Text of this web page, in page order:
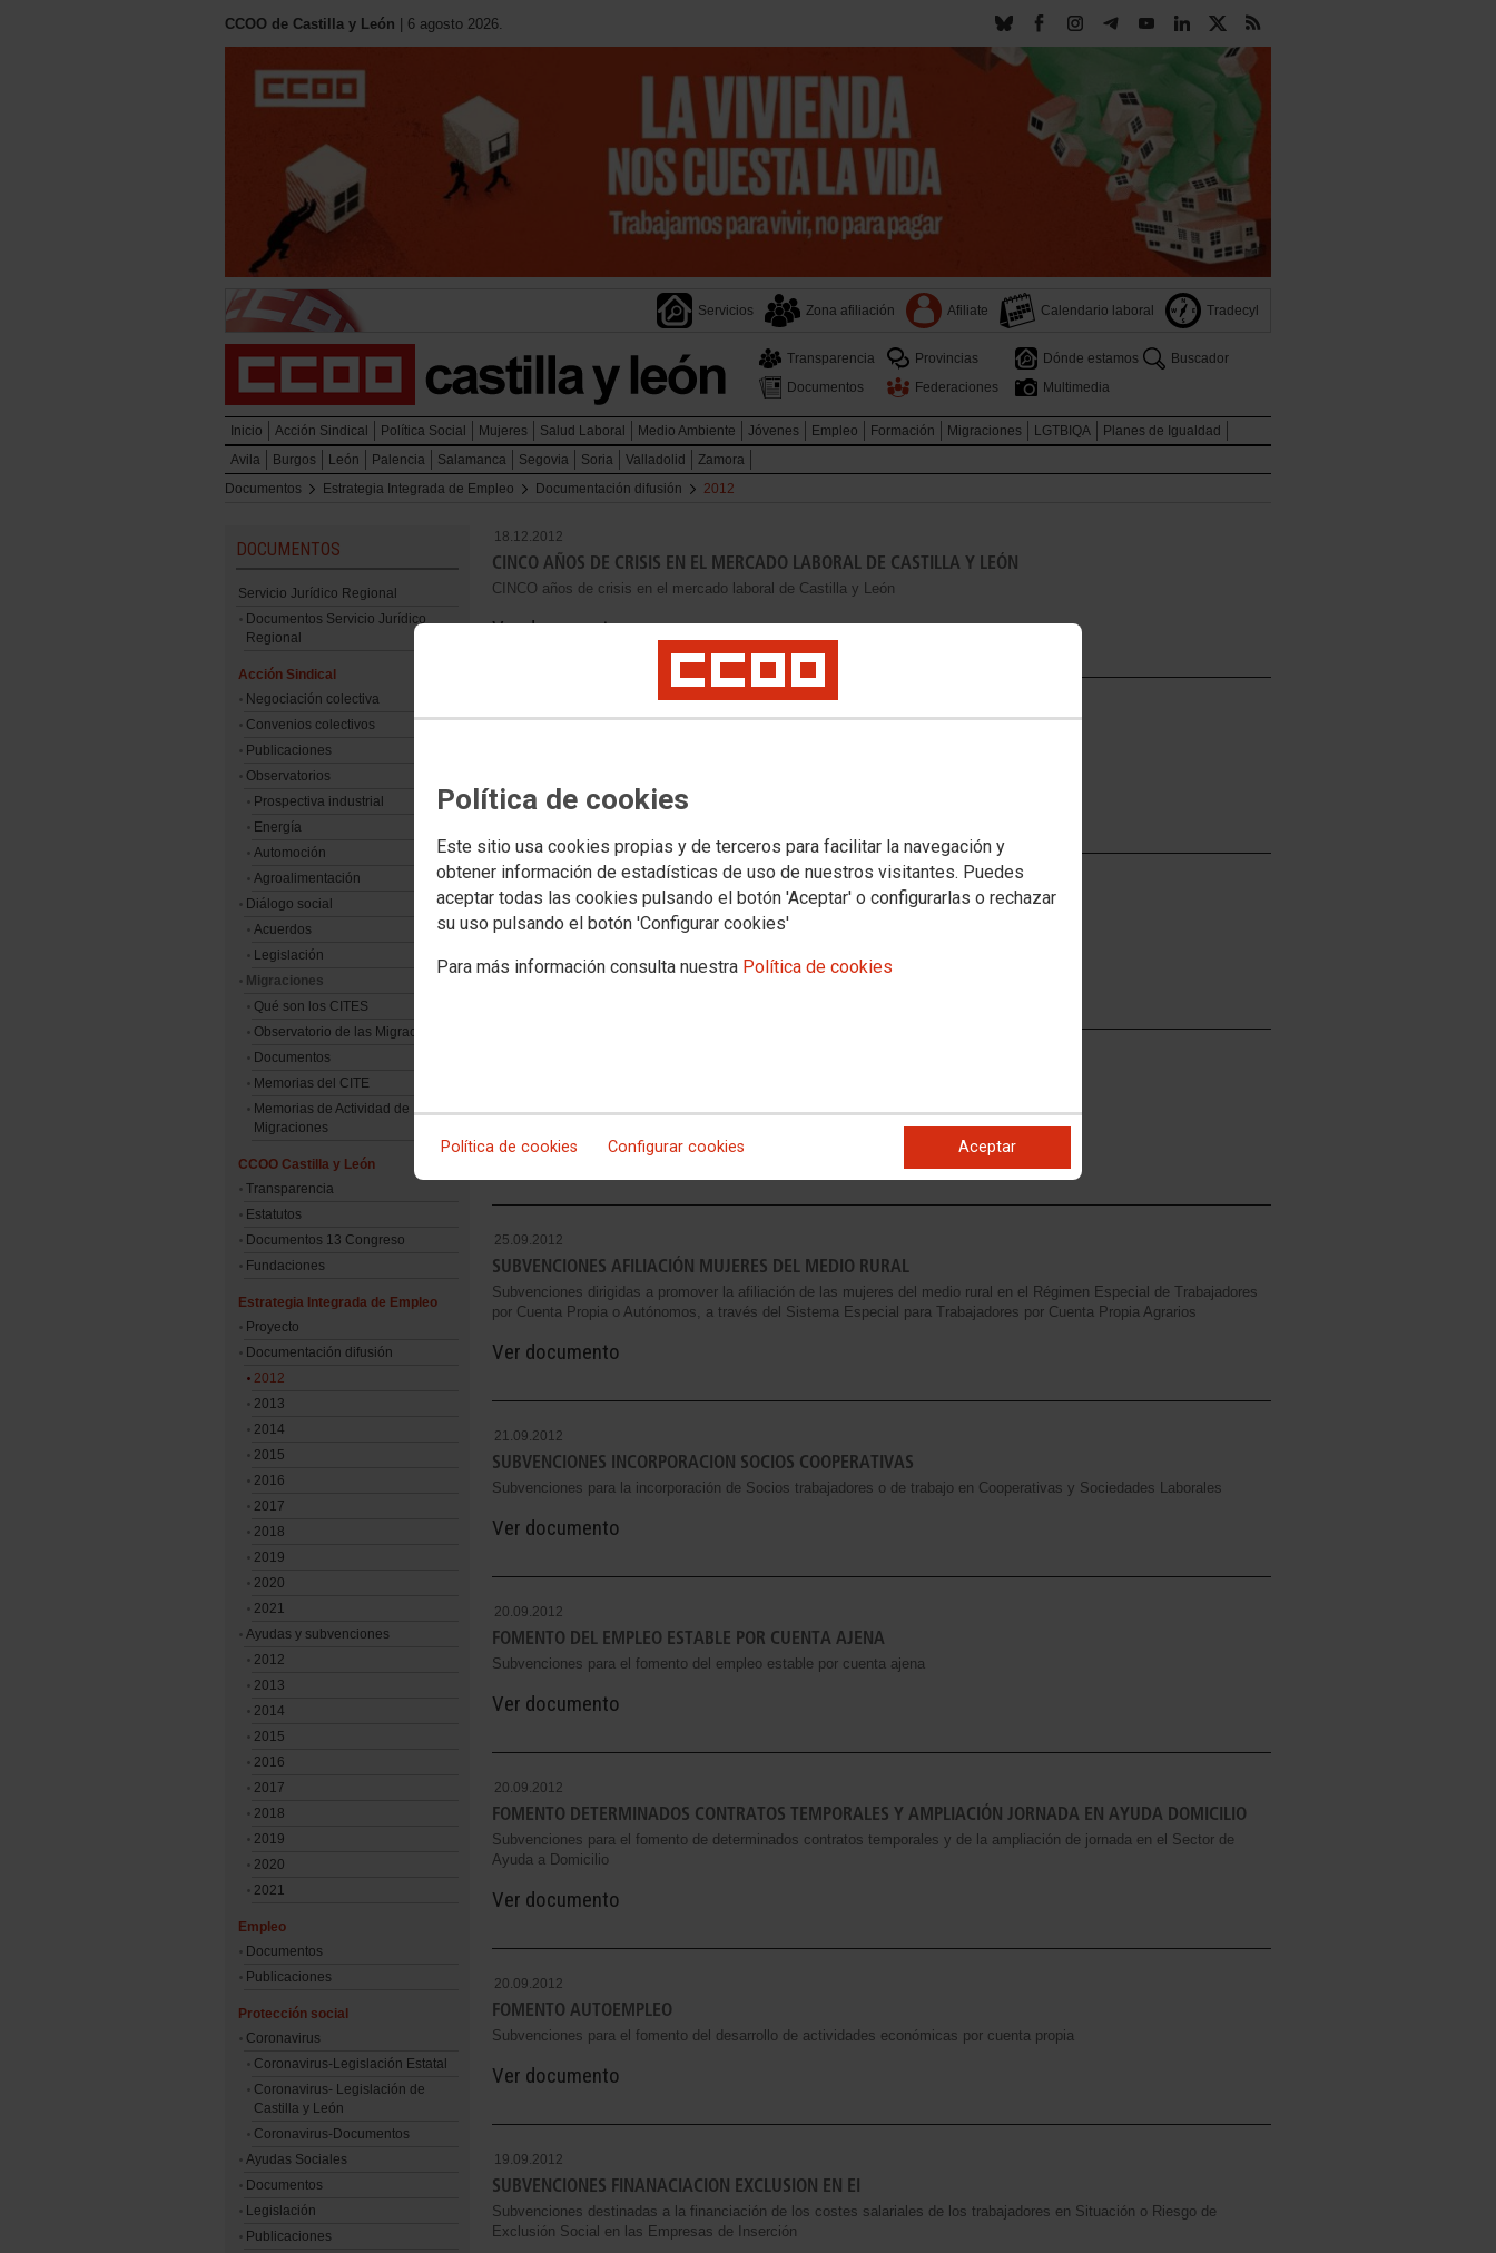
Política de cookies
Este sitio usa cookies propias y de terceros para facilitar la navegación y
obtener información de estadísticas de uso de nuestros visitantes. Puedes
aceptar todas las cookies pulsando el botón 'Aceptar' o configurarlas o rechazar
su uso pulsando el botón 'Configurar cookies'
Para más información consulta nuestra Política de cookies
Política de cookies Configurar cookies Aceptar
CCOO de Castilla y León | 6 agosto 2026.
Servicios Zona afiliación Afiliate Calendario laboral Tradecyl
Transparencia Provincias Dónde estamos
Buscador
Documentos
Federaciones Multimedia
Inicio Acción Sindical Política Social Mujeres Salud Laboral Medio Ambiente Jóvenes Empleo Formación Migraciones LGTBIQA
Planes de Igualdad
Avila
Burgos León Palencia Salamanca Segovia Soria Valladolid
Zamora
Documentos
Estrategia Integrada de Empleo Documentación difusión 2012
DOCUMENTOS
Servicio Jurídico Regional
Documentos Servicio Jurídico
Regional
Acción Sindical
Negociación colectiva
Convenios colectivos
Publicaciones
Observatorios
Prospectiva industrial
Energía
Automoción
Agroalimentación
Diálogo social
Acuerdos
Legislación
Migraciones
Qué son los CITES
Observatorio de las Migraciones
Documentos
Memorias del CITE
Memorias de Actividad de
Migraciones
CCOO Castilla y León
Transparencia
Estatutos
Documentos 13 Congreso
Fundaciones
Estrategia Integrada de Empleo
Proyecto
Documentación difusión
2012
2013
2014
2015
2016
2017
2018
2019
2020
2021
Ayudas y subvenciones
2012
2013
2014
2015
2016
2017
2018
2019
2020
2021
Empleo
Documentos
Publicaciones
Protección social
Coronavirus
Coronavirus-Legislación Estatal
Coronavirus- Legislación de
Castilla y León
Coronavirus-Documentos
Ayudas Sociales
Documentos
Legislación
Publicaciones
18.12.2012
CINCO AÑOS DE CRISIS EN EL MERCADO LABORAL DE CASTILLA Y LEÓN
CINCO años de crisis en el mercado laboral de Castilla y León
Ver documento
Ver documento
08.10.2012
RESULTADOS DE LA ITSS EN CASTILLA Y LEÓN. AÑO 2011
Ver documento
Programa de Orientación, Formación e Inserción Profesional
Ver documento
25.09.2012
SUBVENCIONES AFILIACIÓN MUJERES DEL MEDIO RURAL
Subvenciones dirigidas a promover la afiliación de las mujeres del medio rural en el Régimen Especial de Trabajadores
por Cuenta Propia o Autónomos, a través del Sistema Especial para Trabajadores por Cuenta Propia Agrarios
Ver documento
21.09.2012
SUBVENCIONES INCORPORACION SOCIOS COOPERATIVAS
Subvenciones para la incorporación de Socios trabajadores o de trabajo en Cooperativas y Sociedades Laborales
Ver documento
20.09.2012
FOMENTO DEL EMPLEO ESTABLE POR CUENTA AJENA
Subvenciones para el fomento del empleo estable por cuenta ajena
Ver documento
20.09.2012
FOMENTO DETERMINADOS CONTRATOS TEMPORALES Y AMPLIACIÓN JORNADA EN AYUDA DOMICILIO
Subvenciones para el fomento de determinados contratos temporales y de la ampliación de jornada en el Sector de
Ayuda a Domicilio
Ver documento
20.09.2012
FOMENTO AUTOEMPLEO
Subvenciones para el fomento del desarrollo de actividades económicas por cuenta propia
Ver documento
19.09.2012
SUBVENCIONES FINANACIACION EXCLUSION EN EI
Subvenciones destinadas a la financiación de los costes salariales de los trabajadores en Situación o Riesgo de
Exclusión Social en las Empresas de Inserción